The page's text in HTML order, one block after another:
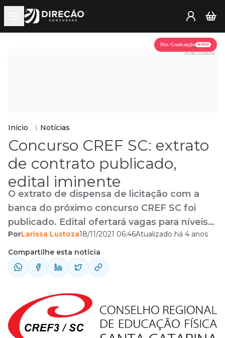
Open main menu
Pós-Graduação NOVO
PUBLICIDADE
Início Notícias
Concurso CREF SC: extrato
de contrato publicado,
edital iminente
O extrato de dispensa de licitação com a
banca do próximo concurso CREF SC foi
publicado. Edital ofertará vagas para níveis
fundamental, médio e superior.
PorLarissa Lustoza18/11/2021 06:46Atualizado há 4 anos
Compartilhe esta notícia